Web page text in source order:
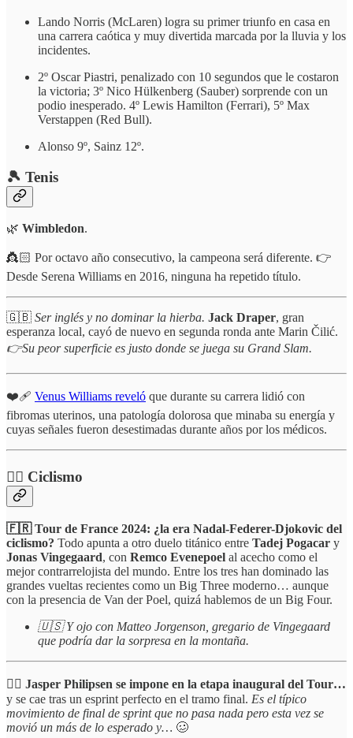
Lando Norris (McLaren) logra su primer triunfo en casa en
una carrera caótica y muy divertida marcada por la lluvia y los
incidentes.
2º Oscar Piastri, penalizado con 10 segundos que le costaron
la victoria; 3º Nico Hülkenberg (Sauber) sorprende con un
podio inesperado. 4º Lewis Hamilton (Ferrari), 5º Max
Verstappen (Red Bull).
Alonso 9º, Sainz 12º.
🎾 Tenis
🌿 Wimbledon.
👸🏻 Por octavo año consecutivo, la campeona será diferente. 👉
Desde Serena Williams en 2016, ninguna ha repetido título.
🇬🇧 Ser inglés y no dominar la hierba. Jack Draper, gran
esperanza local, cayó de nuevo en segunda ronda ante Marin Čilić.
👉Su peor superficie es justo donde se juega su Grand Slam.
❤️‍🩹 Venus Williams reveló que durante su carrera lidió con
fibromas uterinos, una patología dolorosa que minaba su energía y
cuyas señales fueron desestimadas durante años por los médicos.
🚴‍♂️ Ciclismo
🇫🇷 Tour de France 2024: ¿la era Nadal-Federer-Djokovic del
ciclismo? Todo apunta a otro duelo titánico entre Tadej Pogacar y
Jonas Vingegaard, con Remco Evenepoel al acecho como el
mejor contrarrelojista del mundo. Entre los tres han dominado las
grandes vueltas recientes como un Big Three moderno… aunque
con la presencia de Van der Poel, quizá hablemos de un Big Four.
🇺🇸 Y ojo con Matteo Jorgenson, gregario de Vingegaard
que podría dar la sorpresa en la montaña.
🚴‍♂️ Jasper Philipsen se impone en la etapa inaugural del Tour…
y se cae tras un esprint perfecto en el tramo final. Es el típico
movimiento de final de sprint que no pasa nada pero esta vez se
movió un más de lo esperado y… 🥴